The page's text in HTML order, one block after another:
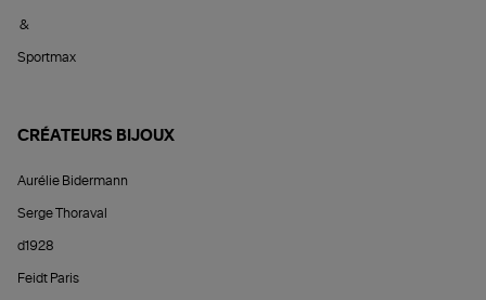
&
Sportmax
CRÉATEURS BIJOUX
Aurélie Bidermann
Serge Thoraval
d1928
Feidt Paris